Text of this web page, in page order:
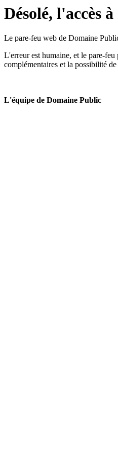
Désolé, l'accès
Le pare-feu web de Domaine
L'erreur est humaine, et le pare-
complémentaires et la possibilité
L'équipe de Domaine Public